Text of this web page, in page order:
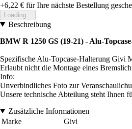
+6,22 € für Ihre nächste Bestellung
Loading...
Beschreibung
BMW R 1250 GS (19-21) - Alu-
Spezifische Alu-Topcase-Halterung
Erlaubt nicht die Montage eines
Info:
Unverbindliches Foto zur
Unsere technische Abteilung steht Ihnen
Zusätzliche Informationen
Marke
Givi